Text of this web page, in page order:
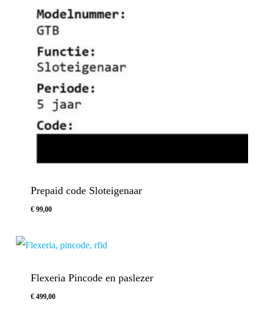
Prepaid code Sloteigenaar
€99,00
Flexeria Pincode en paslezer
€499,00